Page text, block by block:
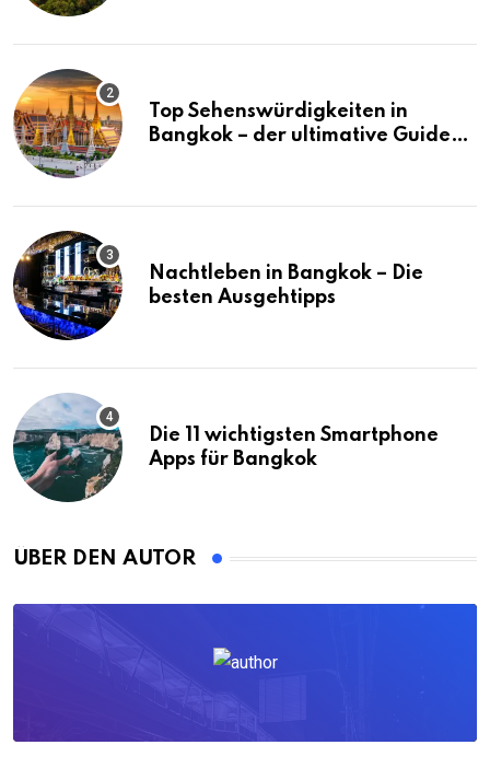
Top Sehenswürdigkeiten in
Bangkok – der ultimative Guide
Nachtleben in Bangkok – Die
besten Ausgehtipps
Die 11 wichtigsten Smartphone
Apps für Bangkok
ÜBER DEN AUTOR